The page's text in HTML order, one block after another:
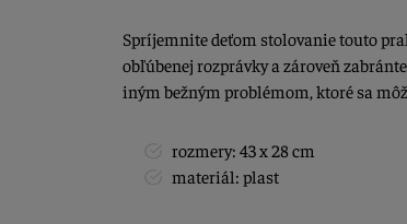
Spríjemnite deťom stolovanie touto
obľúbenej rozprávky a zároveň
iným bežným problémom, ktoré sa
rozmery: 43 x 28 cm
materiál: plast